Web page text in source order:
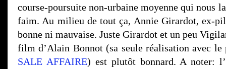
course-poursuite non-urbaine moyenne qui nous
faim. Au milieu de tout ça, Annie Girardot, ex-
bonne ni mauvaise. Juste Girardot et un peu
film d’Alain Bonnot (sa seule réalisation avec
SALE AFFAIRE) est plutôt bonnard. A noter: